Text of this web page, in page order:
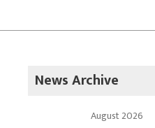
News Archive
August 2026